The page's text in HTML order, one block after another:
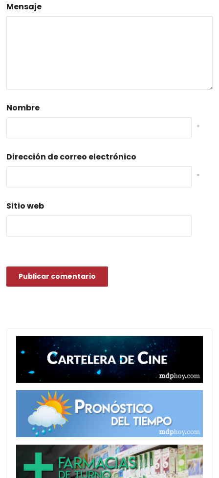
Mensaje
Nombre
*
Dirección de correo electrónico
*
Sitio web